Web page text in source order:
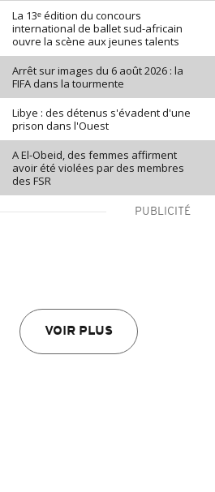
La 13ᵉ édition du concours
international de ballet sud-africain
ouvre la scène aux jeunes talents
Arrêt sur images du 6 août 2026 : la
FIFA dans la tourmente
Libye : des détenus s'évadent d'une
prison dans l'Ouest
A El-Obeid, des femmes affirment
avoir été violées par des membres
des FSR
PUBLICITÉ
VOIR PLUS